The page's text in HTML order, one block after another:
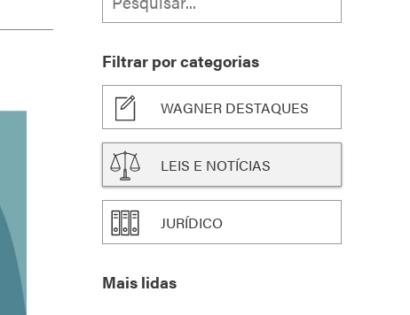
Filtrar por categorias
WAGNER DESTAQUES
LEIS E NOTÍCIAS
JURÍDICO
Mais lidas